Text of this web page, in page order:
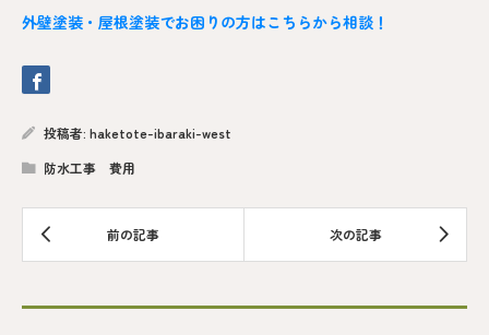
外壁塗装・屋根塗装でお困りの方はこちらから相談！
投稿者: haketote-ibaraki-west
防水工事 費用